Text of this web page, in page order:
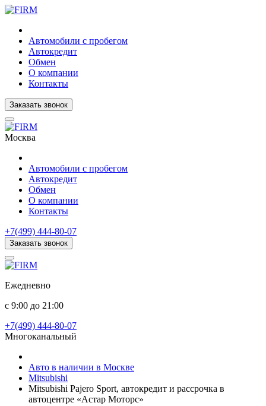
Автомобили с пробегом
Автокредит
Обмен
О компании
Контакты
Заказать звонок
Москва
Автомобили с пробегом
Автокредит
Обмен
О компании
Контакты
+7(499) 444-80-07
Заказать звонок
Ежедневно
с 9:00 до 21:00
+7(499) 444-80-07
Многоканальный
Авто в наличии в Москве
Mitsubishi
Mitsubishi Pajero Sport, автокредит и рассрочка в
автоцентре «Астар Моторс»